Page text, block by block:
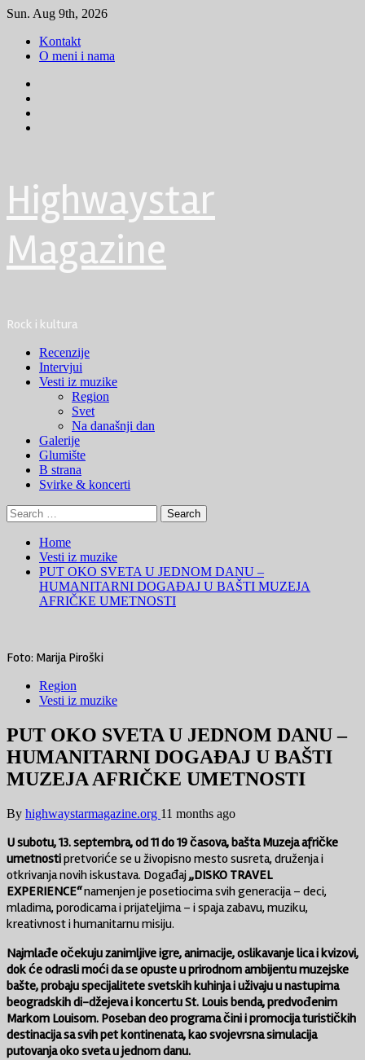
Skip
content
Sun. Aug 9th, 2026
Kontakt
O meni i nama
Highwaystar
Magazine
Rock i kultura
Primary
Menu
Recenzije
Intervjui
Vesti iz muzike
Region
Svet
Na današnji dan
Galerije
Glumište
B strana
Svirke & koncerti
Search
for:
Home
Vesti iz muzike
PUT OKO SVETA U JEDNOM DANU –
HUMANITARNI DOGAĐAJ U BAŠTI MUZEJA
AFRIČKE UMETNOSTI
Foto: Marija Piroški
Region
Vesti iz muzike
PUT OKO SVETA U JEDNOM DANU –
HUMANITARNI DOGAĐAJ U BAŠTI
MUZEJA AFRIČKE UMETNOSTI
By highwaystarmagazine.org 11 months ago
U subotu, 13. septembra, od 11 do 19 časova, bašta Muzeja afričke
umetnostipretvoriće se u živopisno mesto susreta, druženja i
otkrivanja novih iskustava. Događaj„DISKO TRAVEL
EXPERIENCE“namenjen je posetiocima svih generacija – deci,
mladima, porodicama i prijateljima – i spaja zabavu, muziku,
kreativnost i humanitarnu misiju.
Najmlađe očekuju zanimljive igre, animacije, oslikavanje lica i kvizovi,
dok će odrasli moći da se opuste u prirodnom ambijentu muzejske
bašte, probaju specijalitete svetskih kuhinja i uživaju u nastupima
beogradskih di-džejeva i koncertu St. Louis benda, predvođenim
Markom Louisom. Poseban deo programa čini i promocija turističkih
destinacija sa svih pet kontinenata, kao svojevrsna simulacija
putovanja oko sveta u jednom danu.